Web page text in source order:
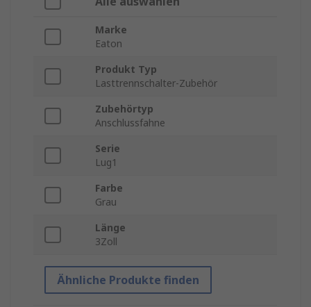
Marke
Eaton
Produkt Typ
Lasttrennschalter-Zubehör
Zubehörtyp
Anschlussfahne
Serie
Lug1
Farbe
Grau
Länge
3Zoll
Ähnliche Produkte finden